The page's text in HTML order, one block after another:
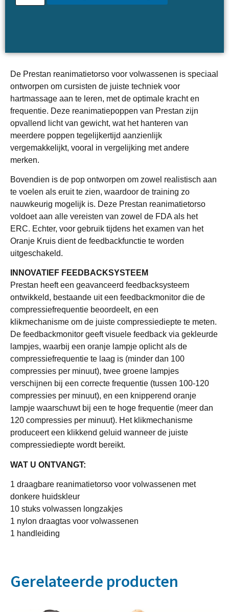
De Prestan reanimatietorso voor volwassenen is speciaal
ontworpen om cursisten de juiste techniek voor
hartmassage aan te leren, met de optimale kracht en
frequentie. Deze reanimatiepoppen van Prestan zijn
opvallend licht van gewicht, wat het hanteren van
meerdere poppen tegelijkertijd aanzienlijk
vergemakkelijkt, vooral in vergelijking met andere
merken.
Bovendien is de pop ontworpen om zowel realistisch aan
te voelen als eruit te zien, waardoor de training zo
nauwkeurig mogelijk is. Deze Prestan reanimatietorso
voldoet aan alle vereisten van zowel de FDA als het
ERC. Echter, voor gebruik tijdens het examen van het
Oranje Kruis dient de feedbackfunctie te worden
uitgeschakeld.
INNOVATIEF FEEDBACKSYSTEEM
Prestan heeft een geavanceerd feedbacksysteem
ontwikkeld, bestaande uit een feedbackmonitor die de
compressiefrequentie beoordeelt, en een
klikmechanisme om de juiste compressiediepte te meten.
De feedbackmonitor geeft visuele feedback via gekleurde
lampjes, waarbij een oranje lampje oplicht als de
compressiefrequentie te laag is (minder dan 100
compressies per minuut), twee groene lampjes
verschijnen bij een correcte frequentie (tussen 100-120
compressies per minuut), en een knipperend oranje
lampje waarschuwt bij een te hoge frequentie (meer dan
120 compressies per minuut). Het klikmechanisme
produceert een klikkend geluid wanneer de juiste
compressiediepte wordt bereikt.
WAT U ONTVANGT:
1 draagbare reanimatietorso voor volwassenen met
donkere huidskleur
10 stuks volwassen longzakjes
1 nylon draagtas voor volwassenen
1 handleiding
Gerelateerde producten